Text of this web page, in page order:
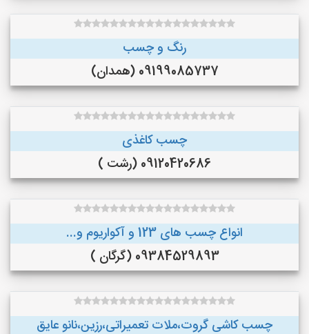
رنگ و چسب
09199085737 (همدان)
چسب کاغذی
09120420686 (رشت )
انواع چسب های 123 و آکواریوم و...
09384529893 (گرگان )
چسب کاشی گروت،ملات تعمیراتی،رزین،نانو عایق